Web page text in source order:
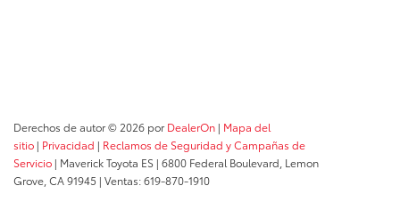
Derechos de autor © 2026 porDealerOn | Mapa del
sitio | Privacidad | Reclamos de Seguridad y Campañas de
Servicio | Maverick Toyota ES | 6800 Federal Boulevard, Lemon
Grove, CA91945 | Ventas:619-870-1910